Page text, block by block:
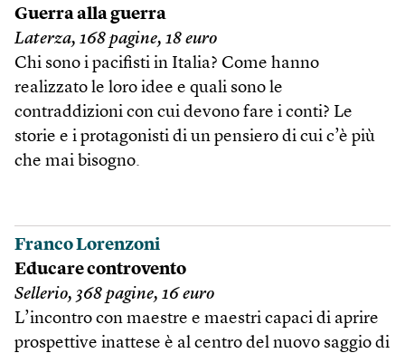
Guerra alla guerra
Laterza, 168 pagine, 18 euro
Chi sono i pacifisti in Italia? Come hanno
realizzato le loro idee e quali sono le
contraddizioni con cui devono fare i conti? Le
storie e i protagonisti di un pensiero di cui c’è più
che mai bisogno.
Franco Lorenzoni
Educare controvento
Sellerio, 368 pagine, 16 euro
L’incontro con maestre e maestri capaci di aprire
prospettive inattese è al centro del nuovo saggio di